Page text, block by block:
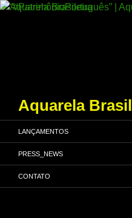
Aquarela
LANÇAMENTOS
PRESS_NEWS
CONTATO